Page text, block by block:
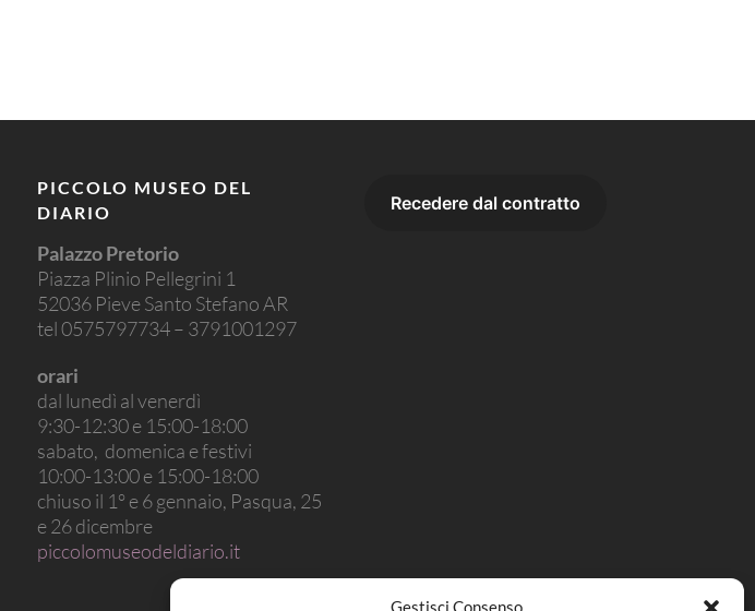
Gestisci Consenso
PICCOLO MUSEO DEL
DIARIO
Palazzo Pretorio
Piazza Plinio Pellegrini 1
52036 Pieve Santo Stefano AR
tel 0575797734 – 3791001297
orari
dal lunedì al venerdì
9:30-12:30 e 15:00-18:00
sabato, domenica e festivi
10:00-13:00 e 15:00-18:00
chiuso il 1° e 6 gennaio, Pasqua, 25
e 26 dicembre
piccolomuseodeldiario.it